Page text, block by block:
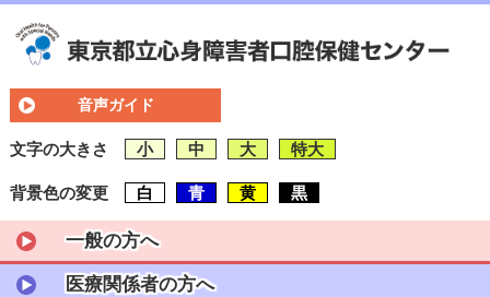
音声ガイド
文字の大きさ 小 中 大 特大
背景色の変更 白 青 黄 黒
一般の方へ
医療関係者の方へ